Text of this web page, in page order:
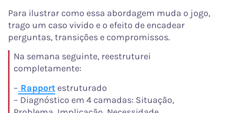
Para ilustrar como essa abordagem muda o jogo,
trago um caso vivido e o efeito de encadear
perguntas, transições e compromissos.
Na semana seguinte, reestruturei
completamente:
– Rapport estruturado
– Diagnóstico em 4 camadas: Situação,